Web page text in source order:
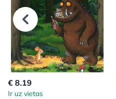
€ 8.19
Ir uz vietas